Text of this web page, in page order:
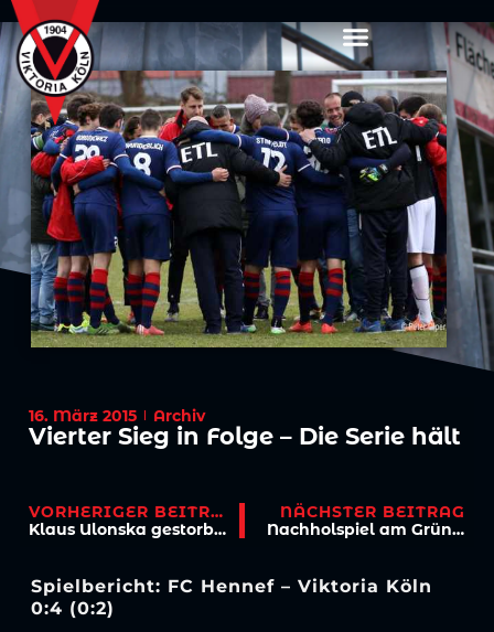
16. März 2015 Archiv
Vierter Sieg in Folge – Die Serie hält
VORHERIGER BEITRAG
Klaus Ulonska gestorben
NÄCHSTER BEITRAG
Nachholspiel am Gründonnerstag in Siegen
Spielbericht: FC Hennef – Viktoria Köln
0:4 (0:2)